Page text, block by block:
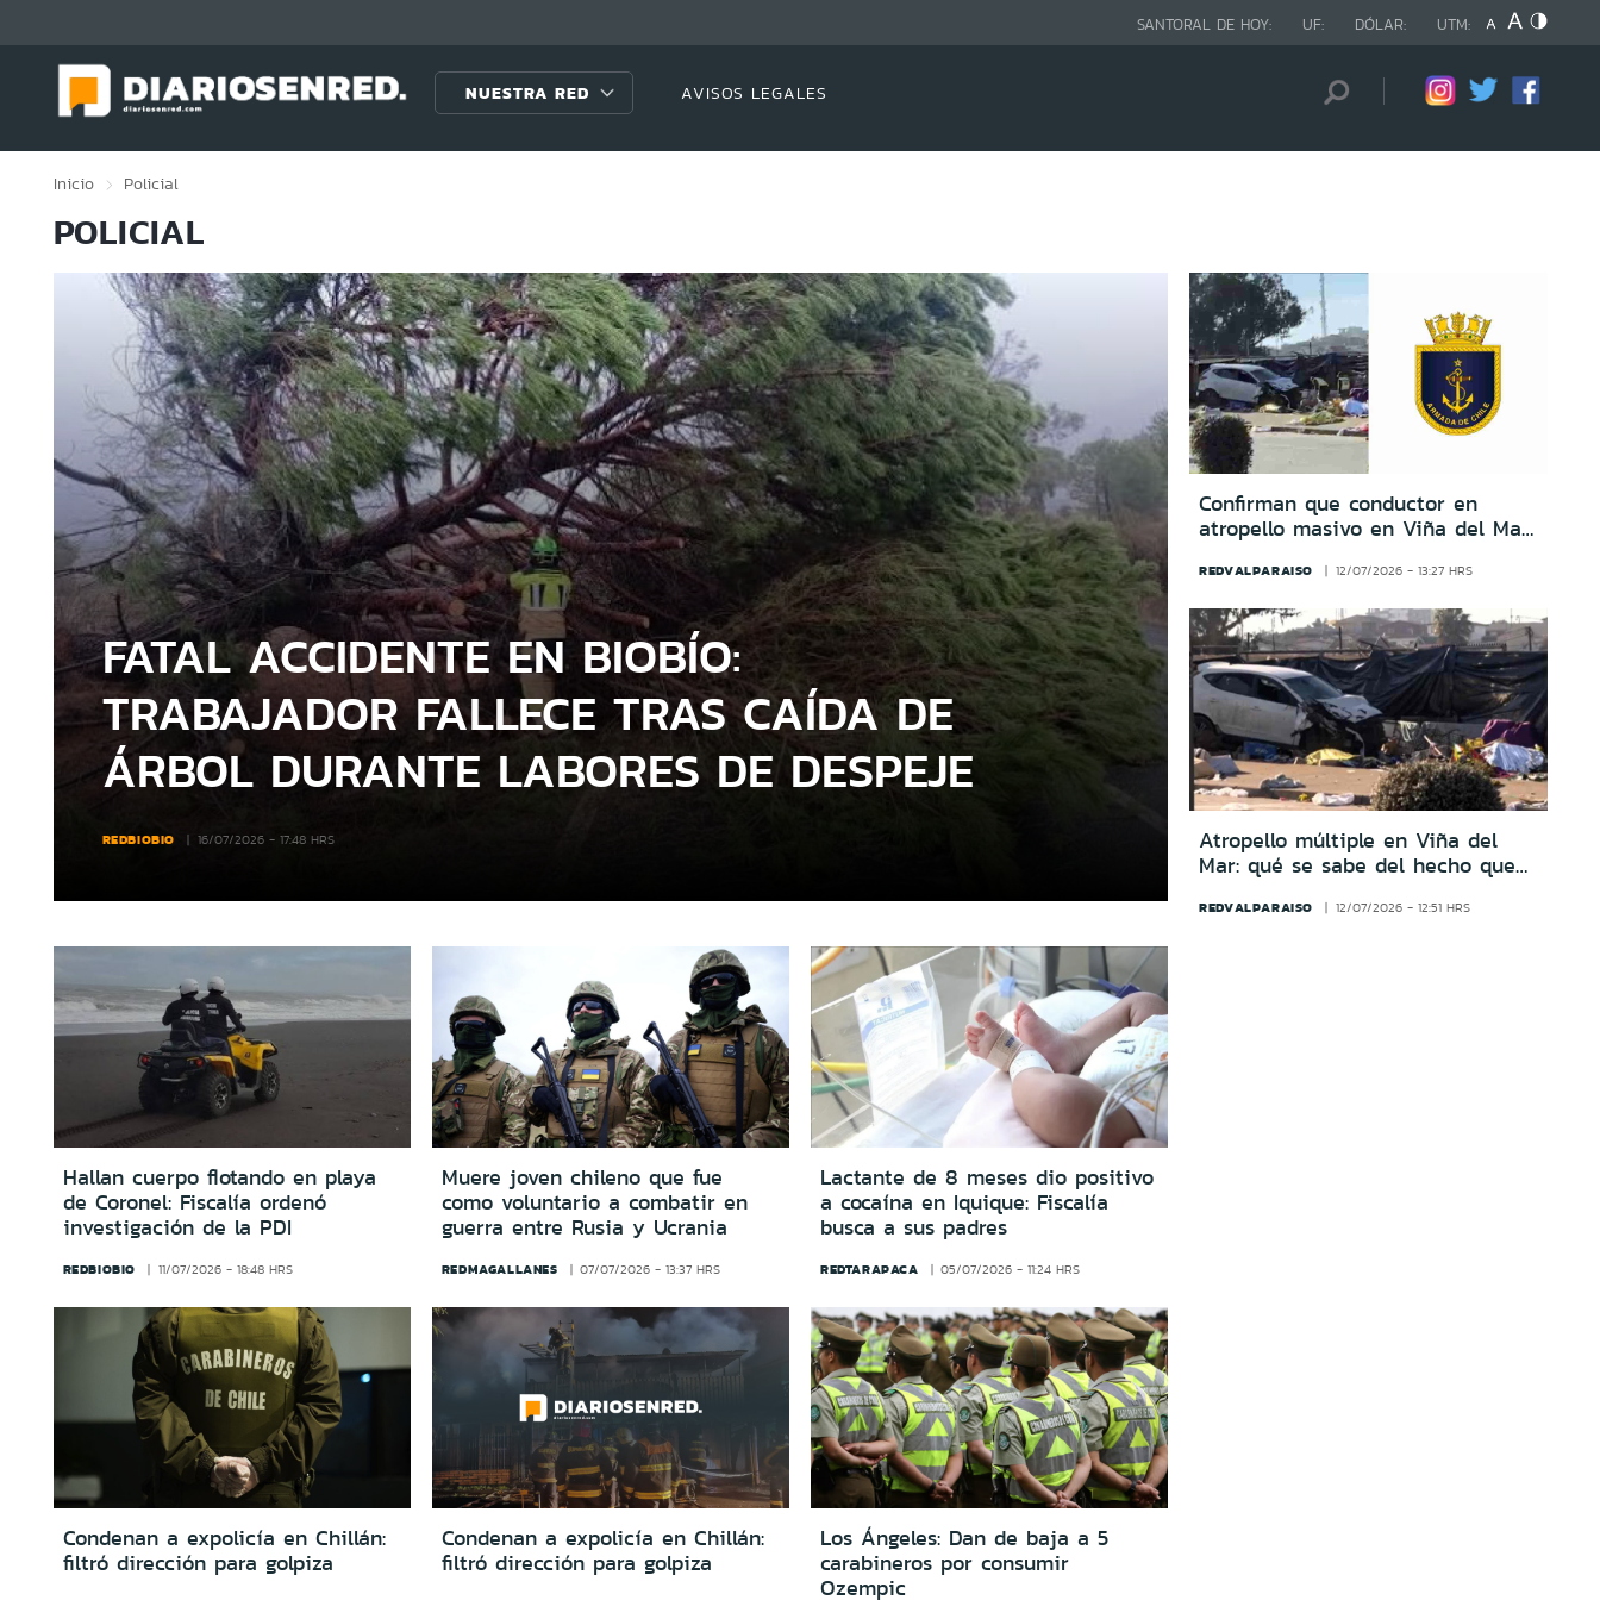
SANTORAL DE HOY: UF: DÓLAR: UTM:
NUESTRA RED AVISOS LEGALES
Inicio Policial
POLICIAL
FATAL ACCIDENTE EN BIOBÍO:
TRABAJADOR FALLECE TRAS CAÍDA DE
ÁRBOL DURANTE LABORES DE DESPEJE
REDBIOBIO 16/07/2026 - 17:48 HRS
Confirman que conductor en
atropello masivo en Viña del Mar
REDVALPARAISO 12/07/2026 - 13:27 HRS
Atropello múltiple en Viña del
Mar: qué se sabe del hecho que
heridos
REDVALPARAISO 12/07/2026 - 12:51 HRS
Hallan cuerpo flotando en playa
de Coronel: Fiscalía ordenó
investigación de la PDI
REDBIOBIO 11/07/2026 - 18:48 HRS
Muere joven chileno que fue
como voluntario a combatir en
guerra entre Rusia y Ucrania
REDMAGALLANES 07/07/2026 - 13:37 HRS
Lactante de 8 meses dio positivo
a cocaína en Iquique: Fiscalía
busca a sus padres
REDTARAPACA 05/07/2026 - 11:24 HRS
Condenan a expolicía en Chillán:
filtró dirección para golpiza
Condenan a expolicía en Chillán:
filtró dirección para golpiza
Los Ángeles: Dan de baja a 5
carabineros por consumir
Ozempic